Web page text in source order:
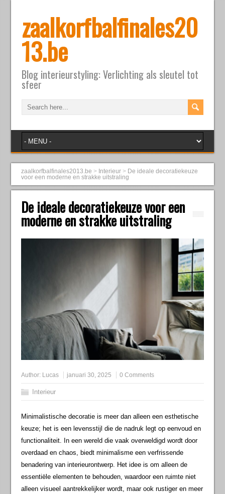
zaalkorfbalfinales20
13.be
Blog interieurstyling: Verlichting als sleutel tot
sfeer
zaalkorfbalfinales2013.be > Interieur > De ideale decoratiekeuze
voor een moderne en strakke uitstraling
De ideale decoratiekeuze voor een
moderne en strakke uitstraling
Author: Lucas januari 30, 2025 0 Comments
Interieur
Minimalistische decoratie is meer dan alleen een esthetische
keuze; het is een levensstijl die de nadruk legt op eenvoud en
functionaliteit. In een wereld die vaak overweldigd wordt door
overdaad en chaos, biedt minimalisme een verfrissende
benadering van interieurontwerp. Het idee is om alleen de
essentiële elementen te behouden, waardoor een ruimte niet
alleen visueel aantrekkelijker wordt, maar ook rustiger en meer